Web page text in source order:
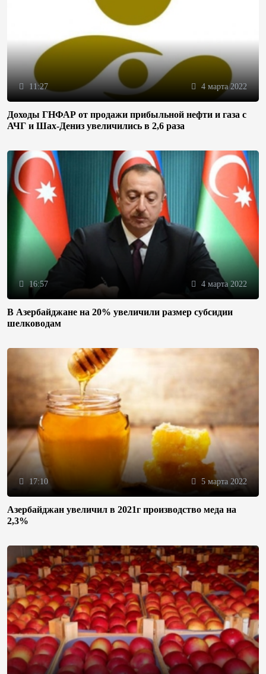
11:27 4 марта 2022
Доходы ГНФАР от продажи прибыльной нефти и газа с
АЧГ и Шах-Дениз увеличились в 2,6 раза
16:57 4 марта 2022
В Азербайджане на 20% увеличили размер субсидии
шелководам
17:10 5 марта 2022
Азербайджан увеличил в 2021г производство меда на
2,3%